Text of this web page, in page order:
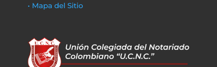
• Mapa del Sitio